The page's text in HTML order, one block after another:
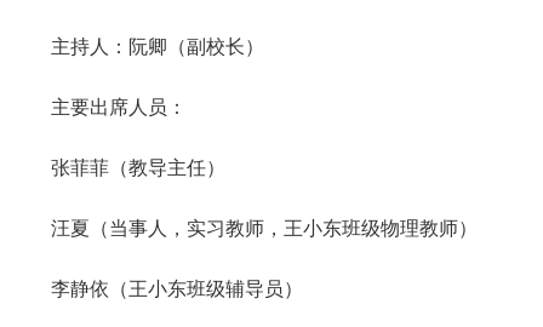
主持人：阮卿（副校长）
主要出席人员：
张菲菲（教导主任）
汪夏（当事人，实习教师，王小东班级物理教师）
李静依（王小东班级辅导员）